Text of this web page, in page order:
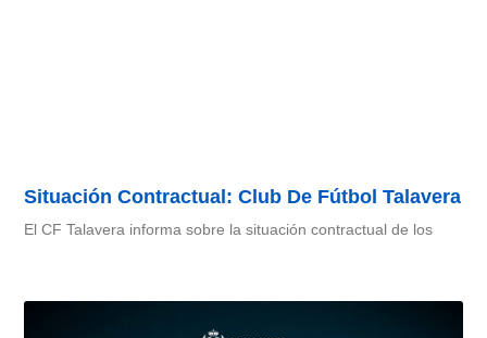
Situación Contractual: Club De Fútbol Talavera
El CF Talavera informa sobre la situación contractual de los